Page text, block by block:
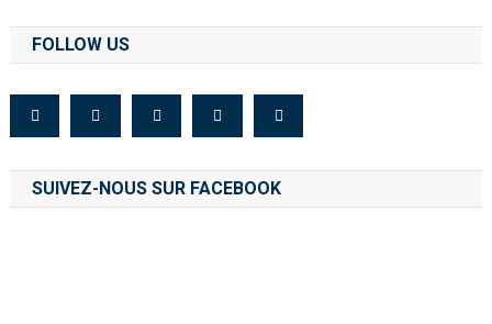
FOLLOW US
SUIVEZ-NOUS SUR FACEBOOK